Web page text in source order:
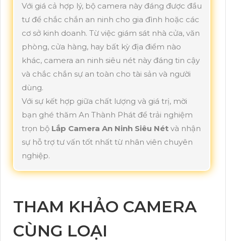
Với giá cả hợp lý, bộ camera này đáng được đầu
tư để chắc chắn an ninh cho gia đình hoặc các
cơ sở kinh doanh. Từ việc giám sát nhà cửa, văn
phòng, cửa hàng, hay bất kỳ địa điểm nào
khác, camera an ninh siêu nét này đáng tin cậy
và chắc chắn sự an toàn cho tài sản và người
dùng.
Với sự kết hợp giữa chất lượng và giá trị, mời
bạn ghé thăm An Thành Phát để trải nghiệm
trọn bộ Lắp Camera An Ninh Siêu Nét và nhận
sự hỗ trợ tư vấn tốt nhất từ nhân viên chuyên
nghiệp.
THAM KHẢO CAMERA
CÙNG LOẠI